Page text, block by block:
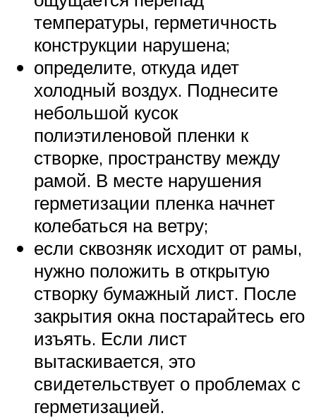
температуры, герметичность
конструкции нарушена;
определите, откуда идет
холодный воздух. Поднесите
небольшой кусок
полиэтиленовой пленки к
створке, пространству между
рамой. В месте нарушения
герметизации пленка начнет
колебаться на ветру;
если сквозняк исходит от рамы,
нужно положить в открытую
створку бумажный лист. После
закрытия окна постарайтесь его
изъять. Если лист
вытаскивается, это
свидетельствует о проблемах с
герметизацией.